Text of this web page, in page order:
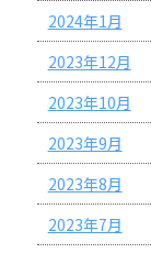
2024年1月
2023年12月
2023年10月
2023年9月
2023年8月
2023年7月